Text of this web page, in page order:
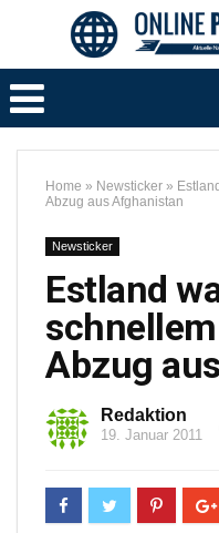
Home » Newsticker »
Abzug aus Afghanistan
Newsticker
Estland
Abzug
Redaktion
19. Januar 2011